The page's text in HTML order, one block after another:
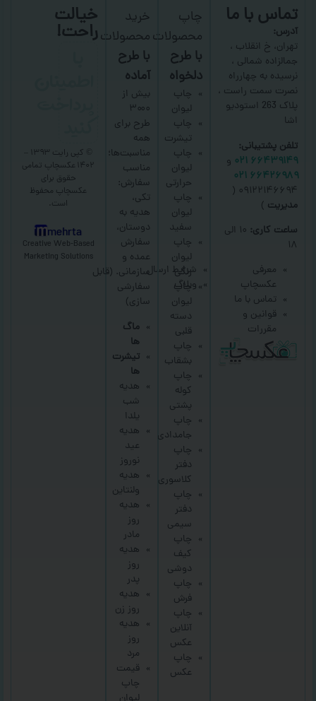
تماس با ما
آدرس:
تهران، خ انقلاب ،
جمالزاده شمالی ،
نرسیده به چهارراه
نصرت سمت راست ،
پلاک 263 استودیو
اشا
تلفن پشتیبانی:
۶۶۴۳۹۱۴۹ ۰۲۱
و
۶۶۴۲۶۹۸۹ ۰۲۱
۰۹۱۲۲۱۴۶۶۹۴ (
مدیریت )
ساعت کاری:
۱۰ الی
۱۸
معرفی
عکسچاپ
تماس با ما
قوانین و
مقررات
شرایط ارسال
وبلاگ
چاپ
محصولات
با طرح
دلخواه
چاپ
لیوان
چاپ
تیشرت
چاپ
لیوان
حرارتی
چاپ
لیوان
سفید
چاپ
لیوان
رنگی
چاپ
لیوان
دسته
قلبی
چاپ
بشقاب
چاپ
کوله
پشتی
چاپ
جامدادی
چاپ
دفتر
کلاسوری
چاپ
دفتر
سیمی
چاپ
کیف
دوشی
چاپ
فرش
چاپ
آنلاین
عکس
چاپ
عکس
خرید
محصولات
با طرح
آماده
بیش از
۳۰۰۰
طرح برای
همه
مناسبت‌ها؛
مناسب
سفارش:
تکی،
هدیه به
دوستان،
سفارش
عمده و
سازمانی. (قابل
سفارشی
سازی)
ماگ
ها
تیشرت
ها
هدیه
شب
یلدا
هدیه
عید
نوروز
هدیه
ولنتاین
هدیه
روز
مادر
هدیه
روز
پدر
هدیه
روز زن
هدیه
روز
مرد
قیمت
چاپ
خیالت
راحت!
۱۴۰۲ عکسچاپ
تمامی
حقوق برای
عکسچاپ محفوظ
است.
mehrta
Creative Web-Based
Marketing Solutions